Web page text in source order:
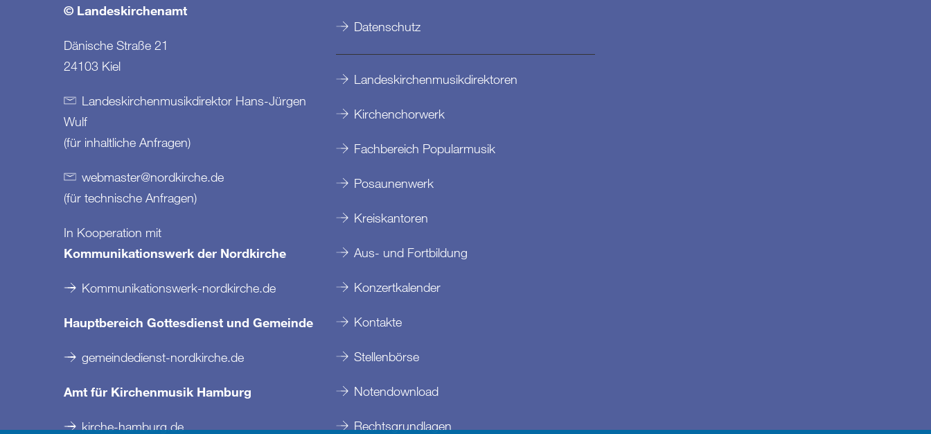
© Landeskirchenamt
Dänische Straße 21
24103 Kiel
Landeskirchenmusikdirektor Hans-Jürgen
Wulf
(für inhaltliche Anfragen)
webmaster@nordkirche.de
(für technische Anfragen)
In Kooperation mit
Kommunikationswerk der Nordkirche
Kommunikationswerk-nordkirche.de
Hauptbereich Gottesdienst und Gemeinde
gemeindedienst-nordkirche.de
Amt für Kirchenmusik Hamburg
kirche-hamburg.de
Datenschutz
Landeskirchenmusikdirektoren
Kirchenchorwerk
Fachbereich Popularmusik
Posaunenwerk
Kreiskantoren
Aus- und Fortbildung
Konzertkalender
Kontakte
Stellenbörse
Notendownload
Rechtsgrundlagen